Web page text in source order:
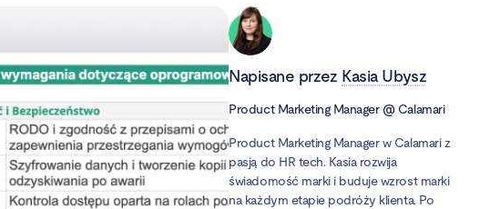
Napisane przez Kasia Ubysz
Product Marketing Manager@ Calamari
Product Marketing Manager w Calamari z
pasją do HR tech. Kasia rozwija
świadomość marki i buduje wzrost marki
na każdym etapie podróży klienta. Po